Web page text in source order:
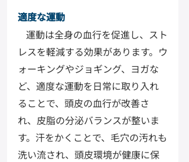
適度な運動
運動は全身の血行を促進し、スト
レスを軽減する効果があります。ウ
ォーキングやジョギング、ヨガな
ど、適度な運動を日常に取り入れ
ることで、頭皮の血行が改善さ
れ、皮脂の分泌バランスが整いま
す。汗をかくことで、毛穴の汚れも
洗い流され、頭皮環境が健康に保